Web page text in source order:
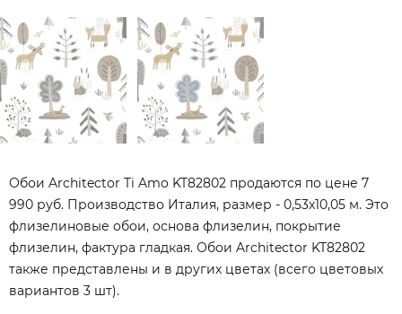
Обои Architector Ti Amo KT82802 продаются по цене 7
990 руб. Производство Италия, размер - 0,53x10,05 м. Это
флизелиновые обои, основа флизелин, покрытие
флизелин, фактура гладкая. Обои Architector KT82802
также представлены и в других цветах (всего цветовых
вариантов 3 шт).